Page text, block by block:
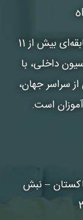
با سابقه‌ای بیش از 11
داخلی، با
سراسر جهان،
است.
– نبش